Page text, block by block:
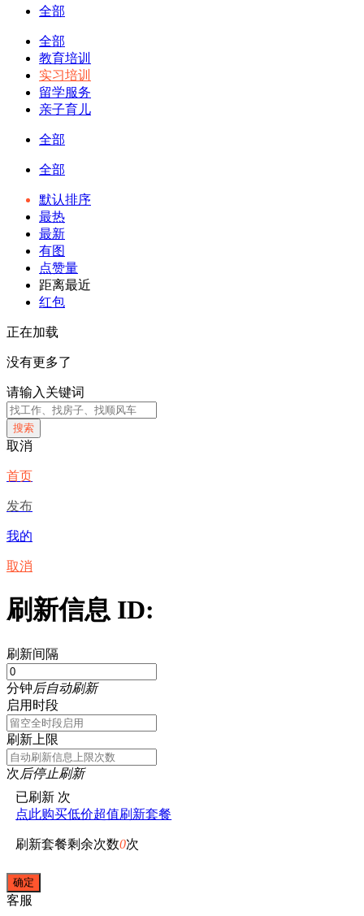
全部
全部
教育培训
实习培训
留学服务
亲子育儿
全部
全部
默认排序
最热
最新
有图
点赞量
距离最近
红包
正在加载
没有更多了
请输入关键词
搜索
取消
首页
发布
我的
取消
刷新信息 ID:
刷新间隔
分钟后自动刷新
启用时段
刷新上限
次后停止刷新
已刷新 次
点此购买低价超值刷新套餐
刷新套餐剩余次数0次
客服